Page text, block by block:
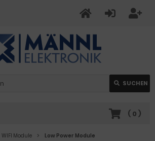
SUCHEN
( 0 )
WIFI Module Low Power Module